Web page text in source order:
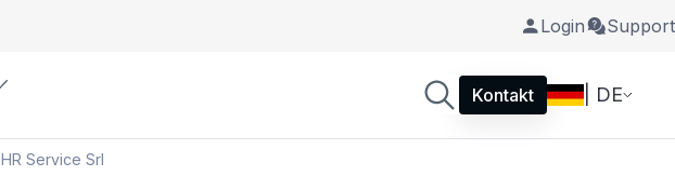
Login Support
Kontakt | DE
Service Srl